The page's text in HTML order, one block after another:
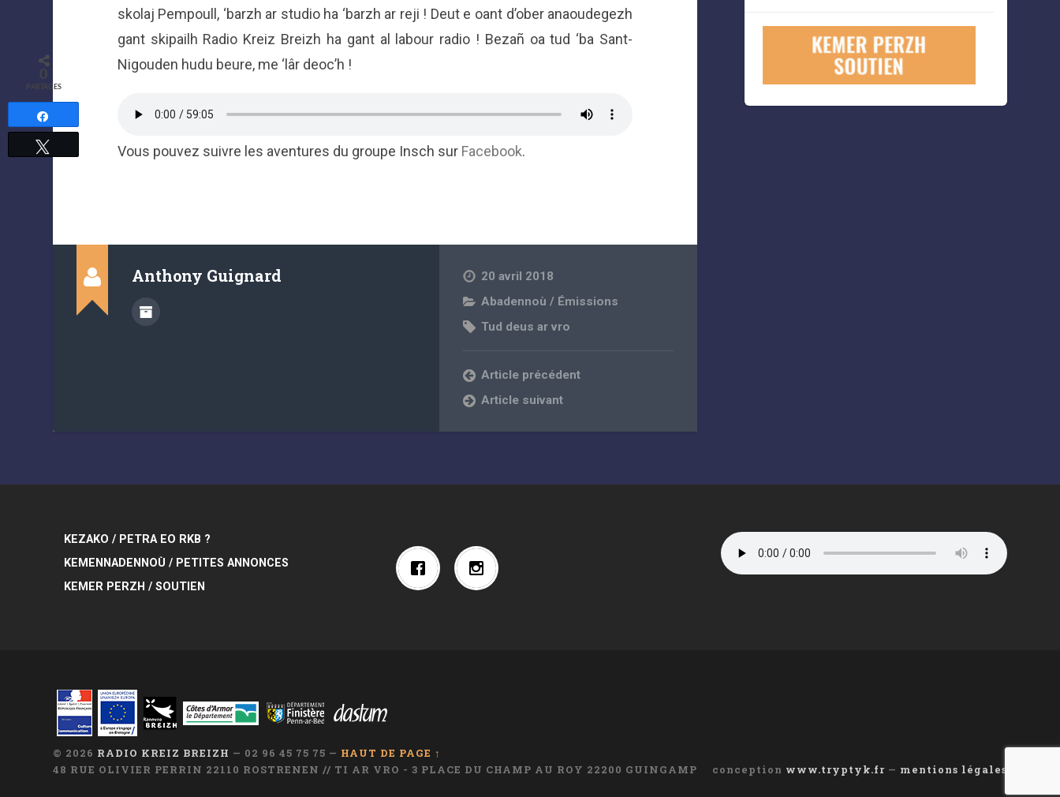
skolaj Pempoull, ‘barzh ar studio ha ‘barzh ar reji ! Deut e oant d’ober anaoudegezh
gant skipailh Radio Kreiz Breizh ha gant al labour radio ! Bezañ oa tud ‘ba Sant-
Nigouden hudu beure, me ‘lâr deoc’h !
Vous pouvez suivre les aventures du groupe Insch sur Facebook.
Anthony Guignard
20 avril 2018
Abadennoù / Émissions
Tud deus ar vro
Article précédent
Article suivant
KEZAKO / PETRA EO RKB ?
KEMENNADENNOÙ / PETITES ANNONCES
KEMER PERZH / SOUTIEN
© 2026 RADIO KREIZ BREIZH — 02 96 45 75 75 — HAUT DE PAGE ↑
48 RUE OLIVIER PERRIN 22110 ROSTRENEN // TI AR VRO - 3 PLACE DU CHAMP AU ROY 22200 GUINGAMP
conception www.tryptyk.fr — mentions légales
PARTAGES